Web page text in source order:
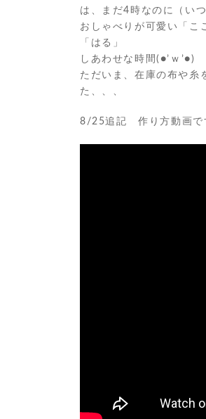
は、まだ4時なのに（い
おしゃべりが可愛い「こ
「はる」
しあわせな時間(●’ｗ’●)
ただいま、在庫の布や糸
た、、、
8/25追記 作り方動画で